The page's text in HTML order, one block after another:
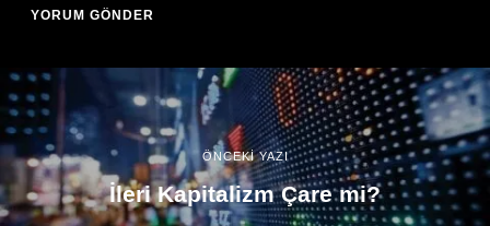
ÖNCEKİ YAZI
İleri Kapitalizm Çare mi?